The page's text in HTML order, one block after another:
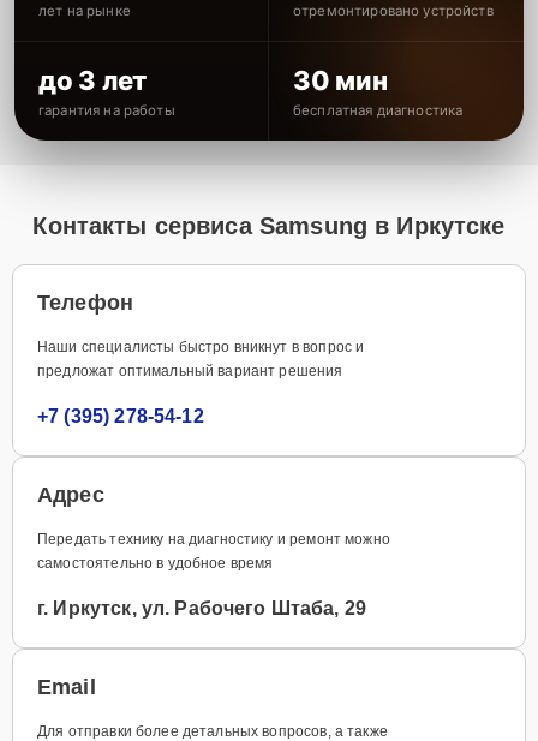
лет на рынке отремонтировано устройств
до 3 лет
гарантия на работы
30 мин
бесплатная диагностика
Контакты сервиса Samsung в Иркутске
Телефон
Наши специалисты быстро вникнут в вопрос и
предложат оптимальный вариант решения
+7 (395) 278-54-12
Адрес
Передать технику на диагностику и ремонт можно
самостоятельно в удобное время
г. Иркутск, ул. Рабочего Штаба, 29
Email
Для отправки более детальных вопросов, а также